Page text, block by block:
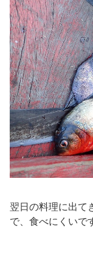
翌日の料理に出て
で、食べにくいで